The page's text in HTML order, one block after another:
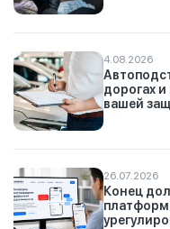
4.08.2026
дорогах
вашей
26.07.2026
Конец